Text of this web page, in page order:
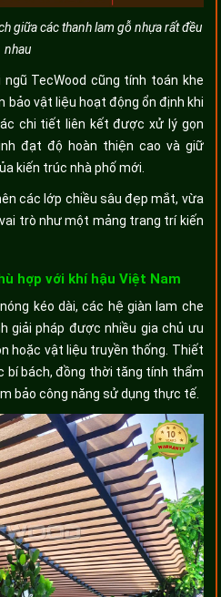
giữa các thanh lam gỗ nhựa rất đều
nhau
TecWood cũng tính toán khe
bảo vật liệu hoạt động ổn định khi
chi tiết liên kết được xử lý gọn
đạt độ hoàn thiện cao và giữ
kiến trúc nhà phố mới.
các lớp chiều sâu đẹp mắt, vừa
trò như một mảng trang trí kiến
hợp với khí hậu Việt Nam
kéo dài, các hệ giàn lam che
giải pháp được nhiều gia chủ ưu
hoặc vật liệu truyền thống. Thiết
bí bách, đồng thời tăng tính thẩm
bảo công năng sử dụng thực tế.